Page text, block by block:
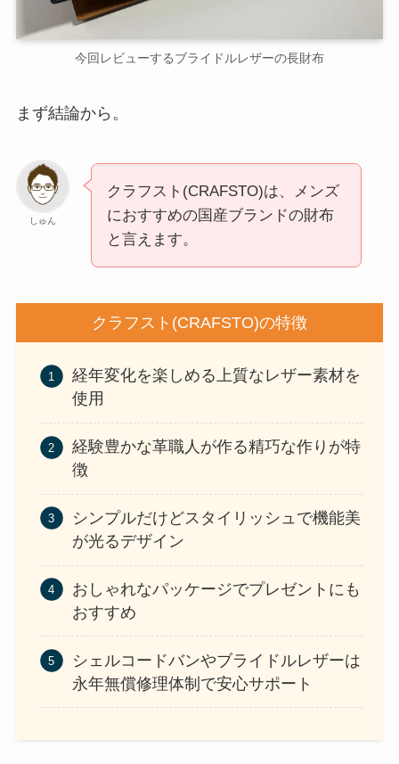
今回レビューするブライドルレザーの長財布
まず結論から。
しゅん
クラフスト(CRAFSTO)は、メンズ
におすすめの国産ブランドの財布
と言えます。
クラフスト(CRAFSTO)の特徴
経年変化を楽しめる上質なレザー素材を
使用
経験豊かな革職人が作る精巧な作りが特
徴
シンプルだけどスタイリッシュで機能美
が光るデザイン
おしゃれなパッケージでプレゼントにも
おすすめ
シェルコードバンやブライドルレザーは
永年無償修理体制で安心サポート